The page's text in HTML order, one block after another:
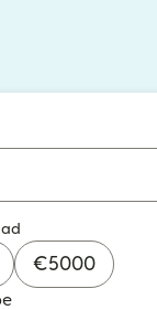
una ventana nueva)
ventana nueva)
€5000